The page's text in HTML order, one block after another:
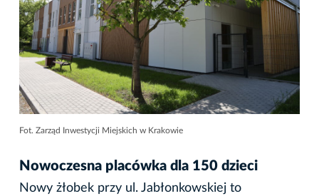
Fot. Zarząd Inwestycji Miejskich w Krakowie
Nowoczesna placówka dla 150 dzieci
Nowy żłobek przy ul. Jabłonkowskiej to